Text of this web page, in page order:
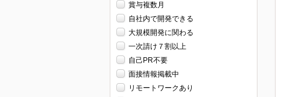
賞与複数月
自社内で開発できる
大規模開発に関わる
一次請け７割以上
自己PR不要
面接情報掲載中
リモートワークあり